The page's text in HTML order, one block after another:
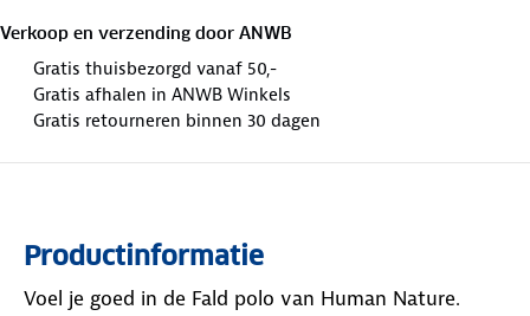
Verkoop en verzending door ANWB
Gratis thuisbezorgd vanaf 50,-
Gratis afhalen in ANWB Winkels
Gratis retourneren binnen 30 dagen
Productinformatie
Voel je goed in de Fald polo van Human Nature.